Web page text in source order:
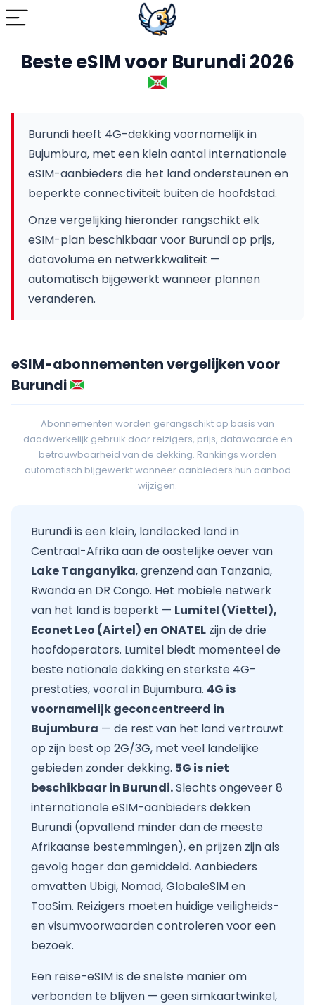
Beste eSIM voor Burundi 2026
Burundi heeft 4G-dekking voornamelijk in
Bujumbura, met een klein aantal internationale
eSIM-aanbieders die het land ondersteunen en
beperkte connectiviteit buiten de hoofdstad.
Onze vergelijking hieronder rangschikt elk
eSIM-plan beschikbaar voor Burundi op prijs,
datavolume en netwerkkwaliteit —
automatisch bijgewerkt wanneer plannen
veranderen.
eSIM-abonnementen vergelijken voor
Burundi
Abonnementen worden gerangschikt op basis van
daadwerkelijk gebruik door reizigers, prijs, datawaarde en
betrouwbaarheid van de dekking. Rankings worden
automatisch bijgewerkt wanneer aanbieders hun aanbod
wijzigen.
Burundi is een klein, landlocked land in
Centraal-Afrika aan de oostelijke oever van
Lake Tanganyika, grenzend aan Tanzania,
Rwanda en DR Congo. Het mobiele netwerk
van het land is beperkt — Lumitel (Viettel),
Econet Leo (Airtel) en ONATEL zijn de drie
hoofdoperators. Lumitel biedt momenteel de
beste nationale dekking en sterkste 4G-
prestaties, vooral in Bujumbura. 4G is
voornamelijk geconcentreerd in
Bujumbura — de rest van het land vertrouwt
op zijn best op 2G/3G, met veel landelijke
gebieden zonder dekking. 5G is niet
beschikbaar in Burundi.Slechts ongeveer 8
internationale eSIM-aanbieders dekken
Burundi (opvallend minder dan de meeste
Afrikaanse bestemmingen), en prijzen zijn als
gevolg hoger dan gemiddeld. Aanbieders
omvatten Ubigi, Nomad, GlobaleSIM en
TooSim. Reizigers moeten huidige veiligheids-
en visumvoorwaarden controleren voor een
bezoek.
Een reise-eSIM is de snelste manier om
verbonden te blijven — geen simkaartwinkel,